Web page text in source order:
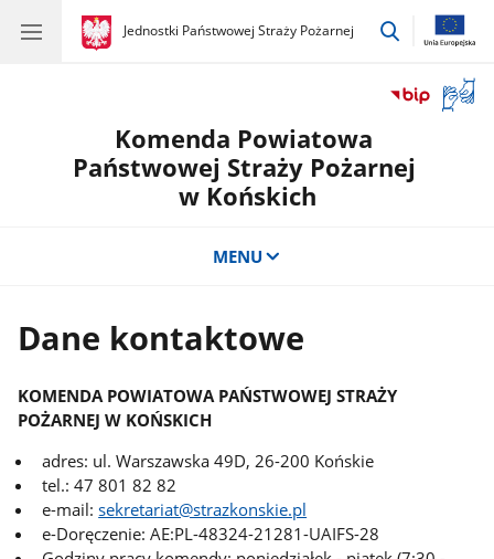
gov.pl
Jednostki Państwowej Straży Pożarnej
gov.pl
Jednostki
przejdź
okno
Komenda Powiatowa
Państwowej Straży Pożarnej
w Końskich
MENU
Dane kontaktowe
KOMENDA POWIATOWA PAŃSTWOWEJ STRAŻY
POŻARNEJ W KOŃSKICH
adres: ul. Warszawska 49D, 26-200 Końskie
tel.: 47 801 82 82
e-mail:sekretariat@strazkonskie.pl
e-Doręczenie: AE:PL-48324-21281-UAIFS-28